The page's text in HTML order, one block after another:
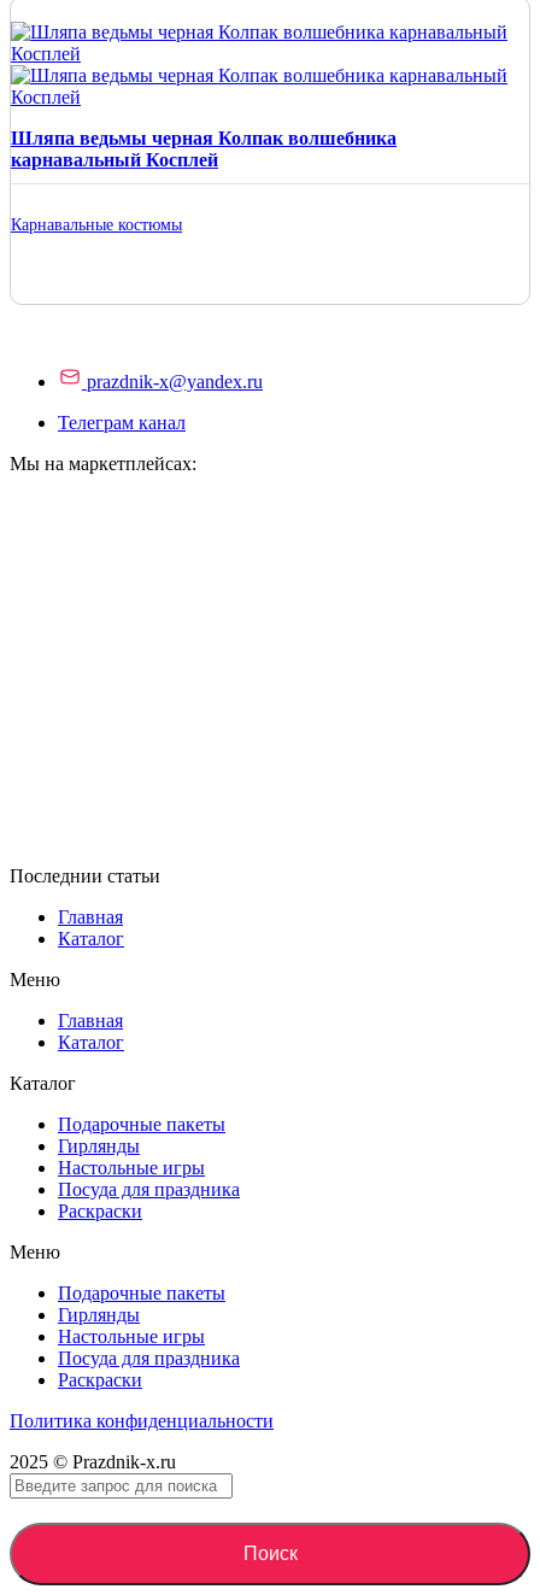
Шляпа ведьмы черная Колпак волшебника
карнавальный Косплей
Карнавальные костюмы
prazdnik-x@yandex.ru
Телеграм канал
Мы на маркетплейсах:
Последнии статьи
Главная
Каталог
Меню
Главная
Каталог
Каталог
Подарочные пакеты
Гирлянды
Настольные игры
Посуда для праздника
Раскраски
Меню
Подарочные пакеты
Гирлянды
Настольные игры
Посуда для праздника
Раскраски
Политика конфиденциальности
2025 © Prazdnik-x.ru
Поиск